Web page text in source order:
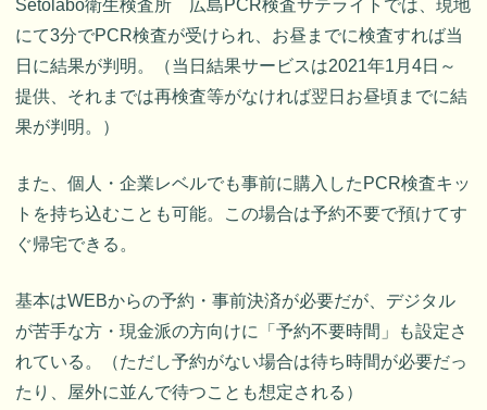
Setolabo衛生検査所 広島PCR検査サテライトでは、現地
にて3分でPCR検査が受けられ、お昼までに検査すれば当
日に結果が判明。（当日結果サービスは2021年1月4日～
提供、それまでは再検査等がなければ翌日お昼頃までに結
果が判明。）
また、個人・企業レベルでも事前に購入したPCR検査キッ
トを持ち込むことも可能。この場合は予約不要で預けてす
ぐ帰宅できる。
基本はWEBからの予約・事前決済が必要だが、デジタル
が苦手な方・現金派の方向けに「予約不要時間」も設定さ
れている。（ただし予約がない場合は待ち時間が必要だっ
たり、屋外に並んで待つことも想定される）